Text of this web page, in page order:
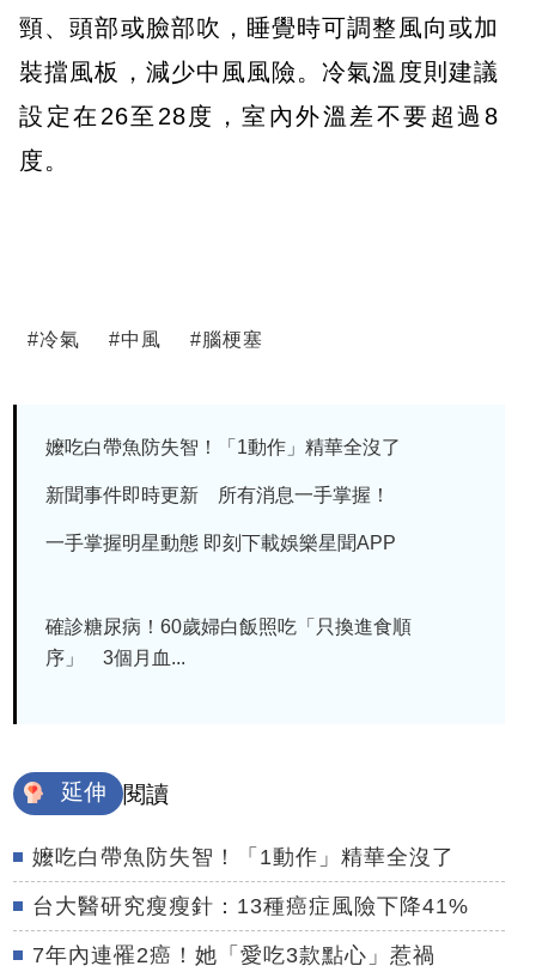
頸、頭部或臉部吹，睡覺時可調整風向或加
裝擋風板，減少中風風險。冷氣溫度則建議
設定在26至28度，室內外溫差不要超過8
度。
#冷氣 #中風 #腦梗塞
嬤吃白帶魚防失智！「1動作」精華全沒了
新聞事件即時更新 所有消息一手掌握！
一手掌握明星動態 即刻下載娛樂星聞APP
確診糖尿病！60歲婦白飯照吃「只換進食順
序」 3個月血...
延伸 閱讀
嬤吃白帶魚防失智！「1動作」精華全沒了
台大醫研究瘦瘦針：13種癌症風險下降41%
7年內連罹2癌！她「愛吃3款點心」惹禍